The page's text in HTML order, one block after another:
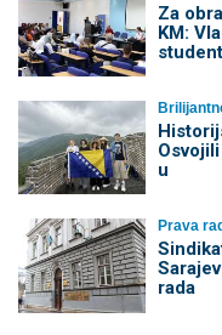
Za
KM:
u
Prava
rada